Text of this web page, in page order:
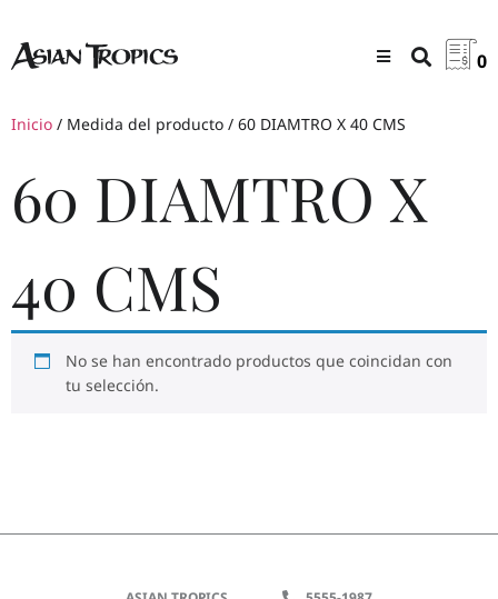
0
Inicio / Medida del producto / 60 DIAMTRO X 40 CMS
60 DIAMTRO X
40 CMS
No se han encontrado productos que coincidan con
tu selección.